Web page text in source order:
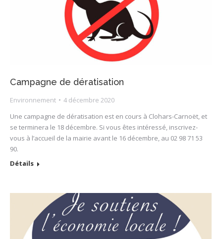
Campagne de dératisation
Environnement
4 décembre 2020
Une campagne de dératisation est en cours à Clohars-Carnoët, et
se terminera le 18 décembre. Si vous êtes intéressé, inscrivez-
vous à l’accueil de la mairie avant le 16 décembre, au 02 98 71 53
90.
Détails